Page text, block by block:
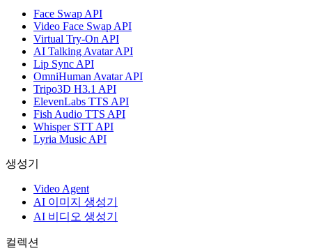
Face Swap API
Video Face Swap API
Virtual Try-On API
AI Talking Avatar API
Lip Sync API
OmniHuman Avatar API
Tripo3D H3.1 API
ElevenLabs TTS API
Fish Audio TTS API
Whisper STT API
Lyria Music API
생성기
Video Agent
AI 이미지 생성기
AI 비디오 생성기
컬렉션